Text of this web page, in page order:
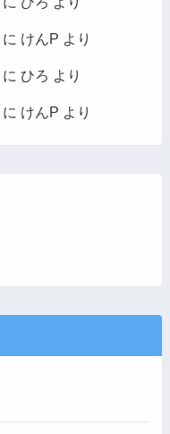
に けんP より
に ひろ より
に けんP より